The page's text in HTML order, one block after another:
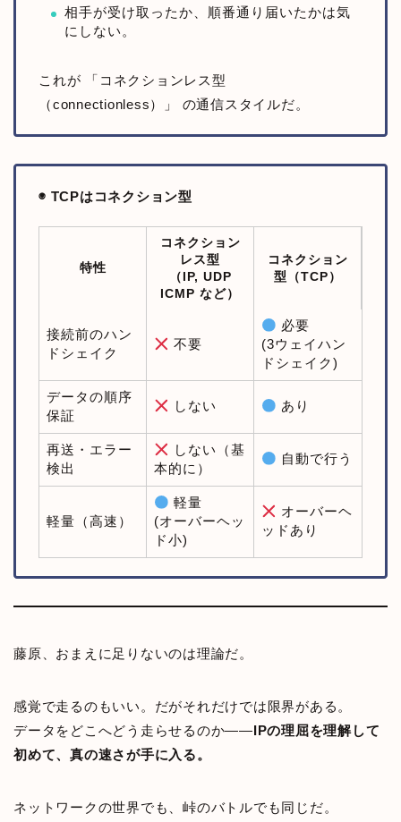
相手が受け取ったか、順番通り届いたかは気
にしない。
これが 「コネクションレス型
（connectionless）」 の通信スタイルだ。
◉ TCPはコネクション型
特性
コネクション
レス型
（IP, UDP
ICMP など）
コネクション
型（TCP）
接続前のハン
ドシェイク
不要
必要
(3ウェイハン
ドシェイク)
データの順序
保証
しない あり
再送・エラー
検出
しない（基
本的に）
自動で行う
軽量（高速）
軽量
(オーバーヘッ
ド小)
オーバーヘ
ッドあり
藤原、おまえに足りないのは理論だ。
感覚で走るのもいい。だがそれだけでは限界がある。
データをどこへどう走らせるのか――IPの理屈を理解して
初めて、真の速さが手に入る。
ネットワークの世界でも、峠のバトルでも同じだ。